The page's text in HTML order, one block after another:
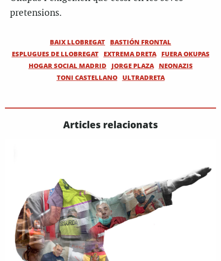
pretensions.
BAIX LLOBREGAT
BASTIÓN FRONTAL
ESPLUGUES DE LLOBREGAT
EXTREMA DRETA
FUERA OKUPAS
HOGAR SOCIAL MADRID
JORGE PLAZA
NEONAZIS
TONI CASTELLANO
ULTRADRETA
Articles relacionats